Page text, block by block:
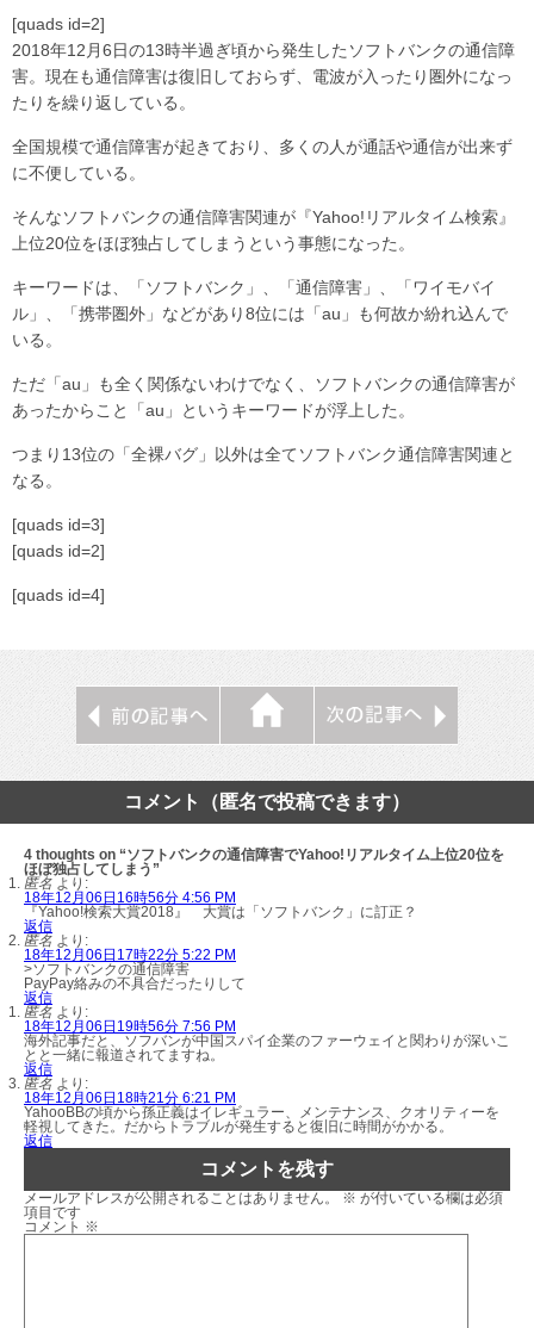
[quads id=2]
2018年12月6日の13時半過ぎ頃から発生したソフトバンクの通信障
害。現在も通信障害は復旧しておらず、電波が入ったり圏外になっ
たりを繰り返している。
全国規模で通信障害が起きており、多くの人が通話や通信が出来ず
に不便している。
そんなソフトバンクの通信障害関連が『Yahoo!リアルタイム検索』
上位20位をほぼ独占してしまうという事態になった。
キーワードは、「ソフトバンク」、「通信障害」、「ワイモバイ
ル」、「携帯圏外」などがあり8位には「au」も何故か紛れ込んで
いる。
ただ「au」も全く関係ないわけでなく、ソフトバンクの通信障害が
あったからこと「au」というキーワードが浮上した。
つまり13位の「全裸バグ」以外は全てソフトバンク通信障害関連と
なる。
[quads id=3]
[quads id=2]
[quads id=4]
コメント（匿名で投稿できます）
4 thoughts on “ソフトバンクの通信障害でYahoo!リアルタイム上位20位を
ほぼ独占してしまう”
匿名 より:
18年12月06日16時56分 4:56 PM
『Yahoo!検索大賞2018』 大賞は「ソフトバンク」に訂正？
返信
匿名 より:
18年12月06日17時22分 5:22 PM
>ソフトバンクの通信障害
PayPay絡みの不具合だったりして
返信
匿名 より:
18年12月06日19時56分 7:56 PM
海外記事だと、ソフバンが中国スパイ企業のファーウェイと関わりが深いこ
とと一緒に報道されてますね。
返信
匿名 より:
18年12月06日18時21分 6:21 PM
YahooBBの頃から孫正義はイレギュラー、メンテナンス、クオリティーを
軽視してきた。だからトラブルが発生すると復旧に時間がかかる。
返信
コメントを残す
メールアドレスが公開されることはありません。 ※ が付いている欄は必須
項目です
コメント ※